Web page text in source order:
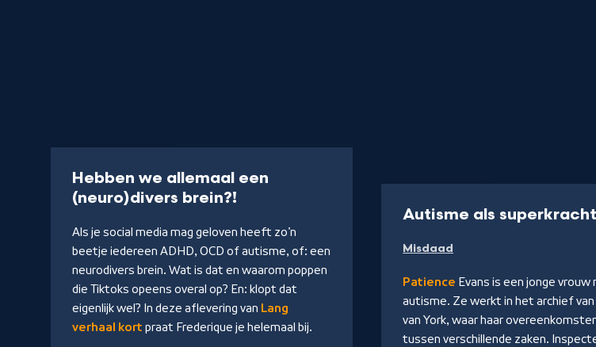
Hebben we allemaal een
(neuro)divers brein?!
NPO
Luister
Als je social media mag geloven heeft zo’n
beetje iedereen ADHD, OCD of autisme, of: een
neurodivers brein. Wat is dat en waarom poppen
die Tiktoks opeens overal op? En: klopt dat
eigenlijk wel? In deze aflevering van Lang
verhaal kort praat Frederique je helemaal bij.
Autisme als superkracht
Misdaad
Patience Evans is een jonge vrouw
autisme. Ze werkt in het archief
van York, waar haar
tussen verschillende zaken.